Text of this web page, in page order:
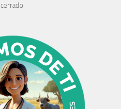
cerrado.